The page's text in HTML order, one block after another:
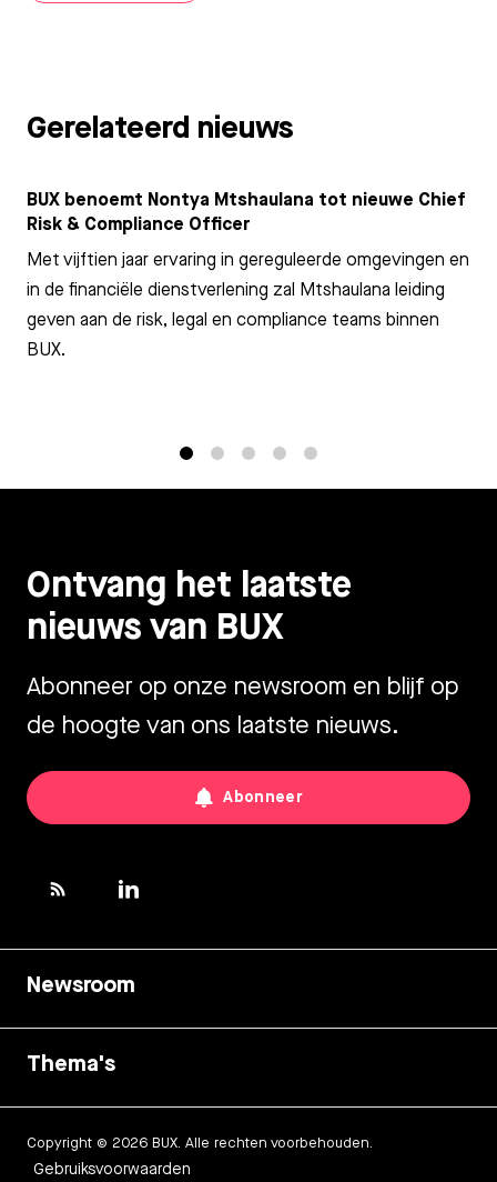
Gerelateerd nieuws
BUX benoemt Nontya Mtshaulana tot nieuwe Chief
Risk & Compliance Officer
Met vijftien jaar ervaring in gereguleerde omgevingen en
in de financiële dienstverlening zal Mtshaulana leiding
geven aan de risk, legal en compliance teams binnen
BUX.
Ontvang het laatste
nieuws van BUX
Abonneer op onze newsroom en blijf op
de hoogte van ons laatste nieuws.
Abonneer
Newsroom
Thema's
Copyright © 2026 BUX. Alle rechten voorbehouden.
Gebruiksvoorwaarden